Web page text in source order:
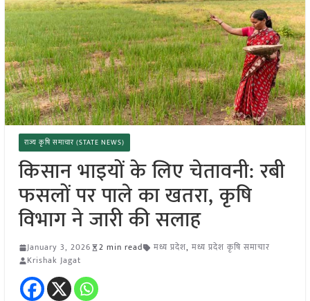
राज्य कृषि समाचार (STATE NEWS)
किसान भाइयों के लिए चेतावनी: रबी
फसलों पर पाले का खतरा, कृषि
विभाग ने जारी की सलाह
January 3, 2026 2 min read मध्य प्रदेश, मध्य प्रदेश कृषि समाचार
Krishak Jagat